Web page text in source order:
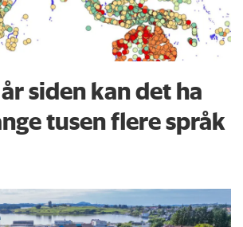
siden kan det ha
tusen flere språk